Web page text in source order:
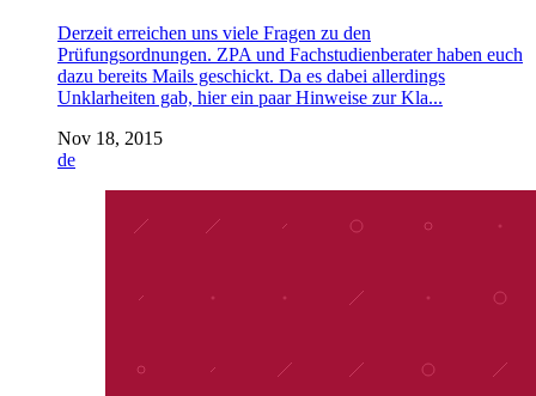
Derzeit erreichen uns viele Fragen zu den
Prüfungsordnungen. ZPA und Fachstudienberater haben euch
dazu bereits Mails geschickt. Da es dabei allerdings
Unklarheiten gab, hier ein paar Hinweise zur Kla...
Nov 18, 2015
de